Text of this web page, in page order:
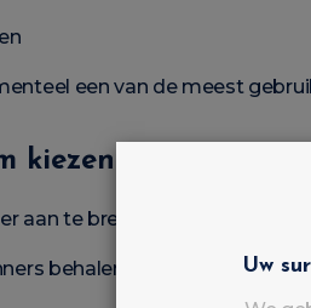
een van de meest
kiezen voor een
aan te brengen
behalen snel een
Uw